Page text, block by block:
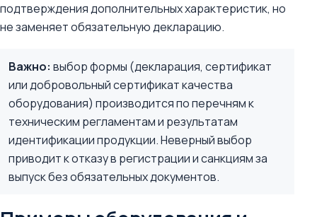
подтверждения дополнительных характеристик, но
не заменяет обязательную декларацию.
Важно: выбор формы (декларация, сертификат
или добровольный сертификат качества
оборудования) производится по перечням к
техническим регламентам и результатам
идентификации продукции. Неверный выбор
приводит к отказу в регистрации и санкциям за
выпуск без обязательных документов.